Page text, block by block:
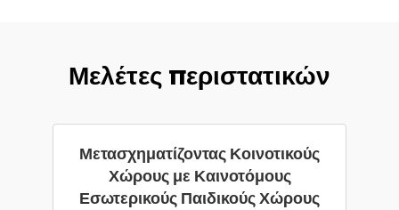
Μελέτες περιστατικών
Μετασχηματίζοντας Κοινοτικούς
Χώρους με Καινοτόμους
Εσωτερικούς Παιδικούς Χώρους